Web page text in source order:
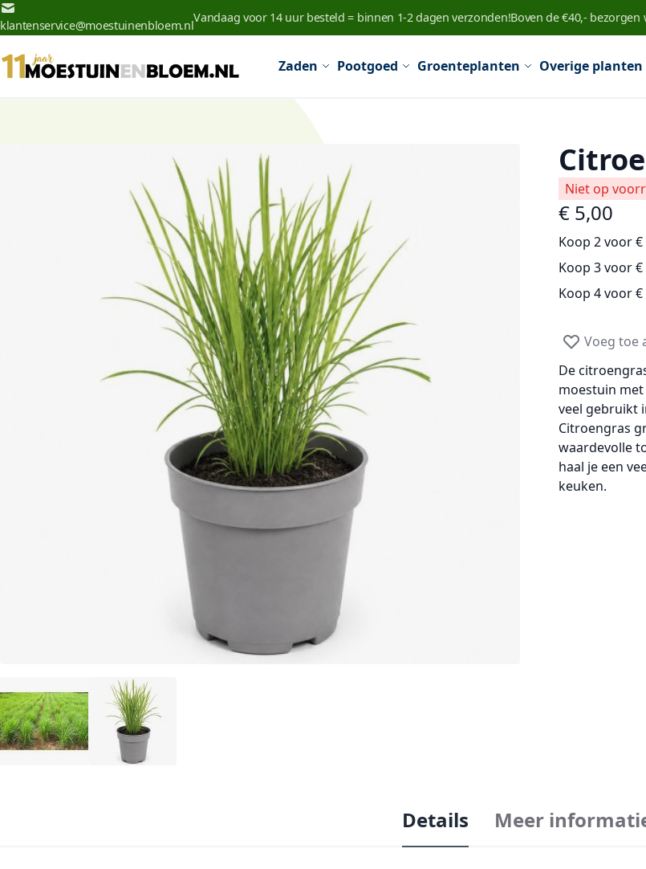
Ga naar de inhoud
klantenservice@moestuinenbloem.nl
Vandaag voor 14 uur besteld = binnen 1-2 dagen verzonden!Boven de €40,- bezorgen
Zaden Pootgoed Groenteplanten Overige planten
Niet op
€ 5,00
Koop 2 voor€
Koop 3 voor€
Koop 4 voor€
Voeg toe
De
moestuin
veel gebruikt
Citroengras
waardevolle
haal je een
keuken.
Details Meer